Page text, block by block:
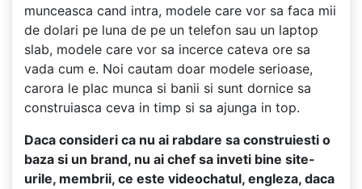
munceasca cand intra, modele care vor sa faca mii
de dolari pe luna de pe un telefon sau un laptop
slab, modele care vor sa incerce cateva ore sa
vada cum e. Noi cautam doar modele serioase,
carora le plac munca si banii si sunt dornice sa
construiasca ceva in timp si sa ajunga in top.
Daca consideri ca nu ai rabdare sa construiesti o
baza si un brand, nu ai chef sa inveti bine site-
urile, membrii, ce este videochatul, engleza, daca